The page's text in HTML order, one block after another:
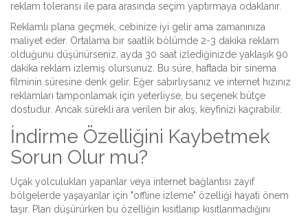
reklam toleransı ile para arasında seçim yaptırmaya odaklanır.
Reklamlı plana geçmek, cebinize iyi gelir ama zamanınıza
maliyet eder. Ortalama bir saatlik bölümde 2-3 dakika reklam
olduğunu düşünürseniz, ayda 30 saat izlediğinizde yaklaşık 90
dakika reklam izlemiş olursunuz. Bu süre, haftada bir sinema
filminin süresine denk gelir. Eğer sabırlıysanız ve internet hızınız
reklamları tamponlamak için yeterliyse, bu seçenek bütçe
dostudur. Ancak sürekli ara verilen bir akış, keyfinizi kaçırabilir.
İndirme Özelliğini Kaybetmek
Sorun Olur mu?
Uçak yolculukları yapanlar veya internet bağlantısı zayıf
bölgelerde yaşayanlar için "offline izleme" özelliği hayati önem
taşır. Plan düşürürken bu özelliğin kısıtlanıp kısıtlanmadığını